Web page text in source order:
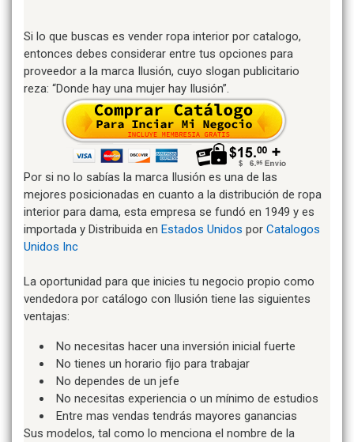
Si lo que buscas es vender ropa interior por catalogo,
entonces debes considerar entre tus opciones para
proveedor a la marca Ilusión, cuyo slogan publicitario
reza: “Donde hay una mujer hay Ilusión”.
Por si no lo sabías la marca Ilusión es una de las
mejores posicionadas en cuanto a la distribución de ropa
interior para dama, esta empresa se fundó en 1949 y es
importada y Distribuida en Estados Unidos por Catalogos
Unidos Inc
La oportunidad para que inicies tu negocio propio como
vendedora por catálogo con Ilusión tiene las siguientes
ventajas:
No necesitas hacer una inversión inicial fuerte
No tienes un horario fijo para trabajar
No dependes de un jefe
No necesitas experiencia o un mínimo de estudios
Entre mas vendas tendrás mayores ganancias
Sus modelos, tal como lo menciona el nombre de la